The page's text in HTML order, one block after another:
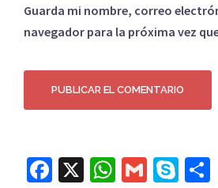
Guarda mi nombre, correo
navegador para la próxima vez
Facebook
X WhatsApp
Gmail